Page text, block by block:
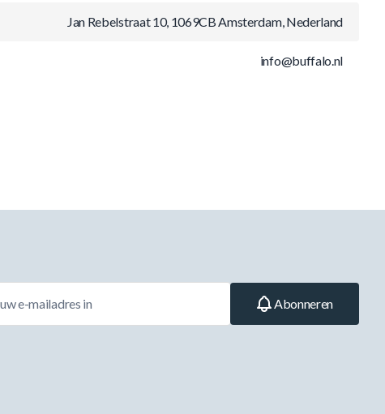
Jan Rebelstraat 10, 1069CB Amsterdam, Nederland
info@buffalo.nl
Abonneren